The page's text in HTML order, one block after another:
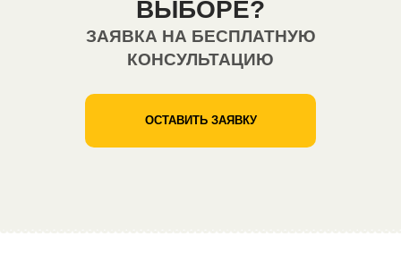
ВЫБОРЕ?
ЗАЯВКА НА БЕСПЛАТНУЮ
КОНСУЛЬТАЦИЮ
ОСТАВИТЬ ЗАЯВКУ